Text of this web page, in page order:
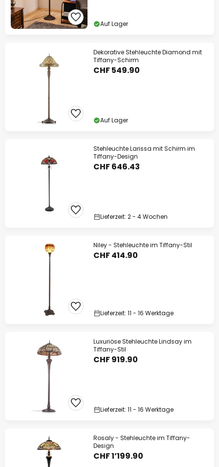
Auf Lager
Dekorative Stehleuchte Diamond mit
Tiffany-Schirm
CHF 549.90
Auf Lager
Stehleuchte Larissa mit Schirm im
Tiffany-Design
CHF 646.43
Lieferzeit: 2 - 4 Wochen
Niley - Stehleuchte im Tiffany-Stil
CHF 414.90
Lieferzeit: 11 - 16 Werktage
Luxuriöse Stehleuchte Lindsay im
Tiffany-Stil
CHF 919.90
Lieferzeit: 11 - 16 Werktage
Rosaly - Stehleuchte im Tiffany-
Design
CHF 1’199.90